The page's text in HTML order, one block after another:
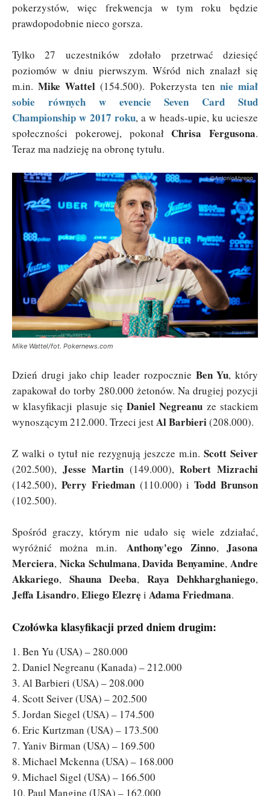
pokerzystów, więc frekwencja w tym roku będzie
prawdopodobnie nieco gorsza.
Tylko 27 uczestników zdołało przetrwać dziesięć
poziomów w dniu pierwszym. Wśród nich znalazł się
m.in.Mike Wattel (154.500). Pokerzysta ten nie miał
sobie równych w evencie Seven Card Stud
Championship w 2017 roku, a w heads-upie, ku uciesze
społeczności pokerowej, pokonał Chrisa Fergusona.
Teraz ma nadzieję na obronę tytułu.
Mike Wattel/fot. Pokernews.com
Dzień drugi jako chip leader rozpocznie Ben Yu, który
zapakował do torby 280.000 żetonów. Na drugiej pozycji
w klasyfikacji plasuje sięDaniel Negreanu ze stackiem
wynoszącym 212.000. Trzeci jestAl Barbieri(208.000).
Z walki o tytuł nie rezygnują jeszcze m.in. Scott Seiver
(202.500), Jesse Martin (149.000),Robert Mizrachi
(142.500), Perry Friedman(110.000) iTodd Brunson
(102.500).
Spośród graczy, którym nie udało się wiele zdziałać,
wyróżnić można m.in. Anthony'ego Zinno,Jasona
Merciera, Nicka Schulmana,Davida Benyamine,Andre
Akkariego, Shauna Deeba, Raya Dehkharghaniego,
Jeffa Lisandro,Eliego Elezrę i Adama Friedmana.
Czołówka klasyfikacji przed dniem drugim:
1. Ben Yu (USA) – 280.000
2. Daniel Negreanu (Kanada) – 212.000
3. Al Barbieri (USA) – 208.000
4. Scott Seiver (USA) – 202.500
5. Jordan Siegel (USA) – 174.500
6. Eric Kurtzman (USA) – 173.500
7. Yaniv Birman (USA) – 169.500
8. Michael Mckenna (USA) – 168.000
9. Michael Sigel (USA) – 166.500
10. Paul Mangine (USA) – 162.000